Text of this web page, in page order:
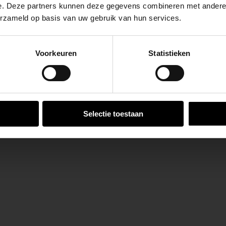
Deze partners kunnen deze gegevens combineren met
op basis van uw gebruik van hun services.
Voorkeuren Statistieken
Selectie toestaan
meter eenAce High
en inspirerende showtuinen helpen we je graag bij iedere